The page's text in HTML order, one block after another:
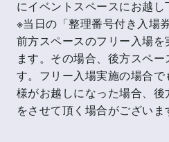
にイベントスペースにお越し
※当日の「整理番号付き入場
前方スペースのフリー入場
ます。その場合、後方スペー
す。フリー入場実施の場合
様がお越しになった場合、
をさせて頂く場合がございま